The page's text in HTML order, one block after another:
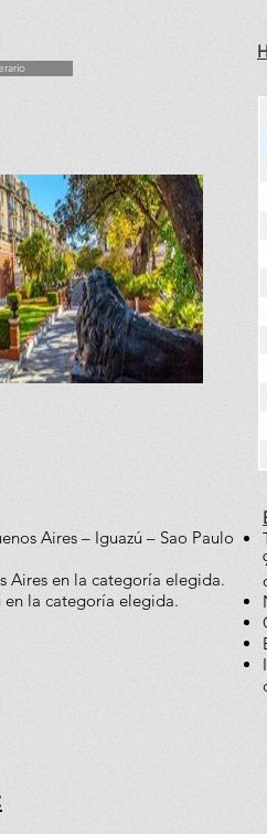
Aires – Iguazú – Sao Paulo
Aires en la categoría elegida.
en la categoría elegida.